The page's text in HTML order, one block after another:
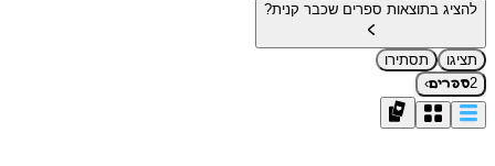
להציג בתוצאות ספרים שכבר קנית?
תציגו
תסתירו
2ספרים›